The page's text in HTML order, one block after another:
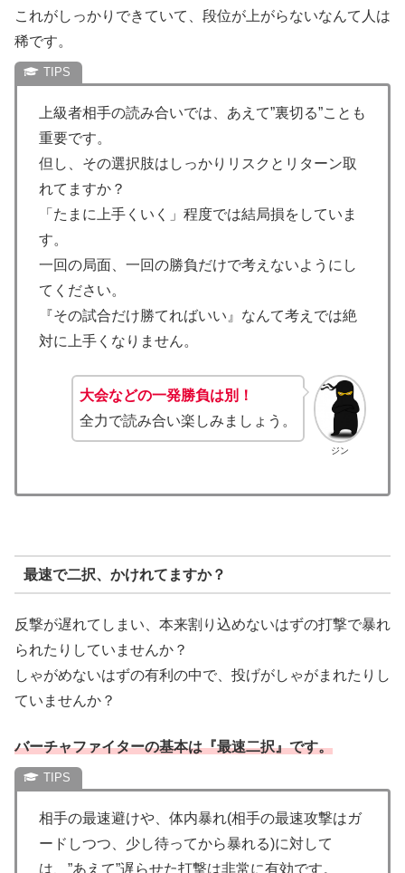
これがしっかりできていて、段位が上がらないなんて人は
稀です。
上級者相手の読み合いでは、あえて”裏切る”ことも
重要です。
但し、その選択肢はしっかりリスクとリターン取
れてますか？
「たまに上手くいく」程度では結局損をしていま
す。
一回の局面、一回の勝負だけで考えないようにし
てください。
『その試合だけ勝てればいい』なんて考えでは絶
対に上手くなりません。
ジン
大会などの一発勝負は別！
全力で読み合い楽しみましょう。
最速で二択、かけれてますか？
反撃が遅れてしまい、本来割り込めないはずの打撃で暴れ
られたりしていませんか？
しゃがめないはずの有利の中で、投げがしゃがまれたりし
ていませんか？
バーチャファイターの基本は『最速二択』です。
相手の最速避けや、体内暴れ(相手の最速攻撃はガ
ードしつつ、少し待ってから暴れる)に対して
は、”あえて”遅らせた打撃は非常に有効です。